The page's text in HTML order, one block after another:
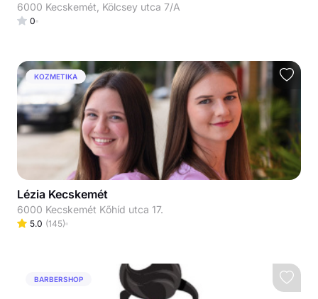
6000 Kecskemét, Kölcsey utca 7/A
0
KOZMETIKA
Lézia Kecskemét
6000 Kecskemét Kőhíd utca 17.
5.0 (145)
BARBERSHOP